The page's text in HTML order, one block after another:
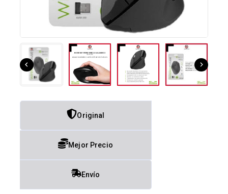
Original
Mejor Precio
Envío